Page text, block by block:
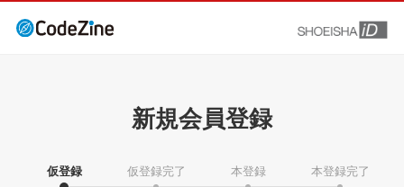
新規会員登録
仮登録 仮登録完了 本登録 本登録完了